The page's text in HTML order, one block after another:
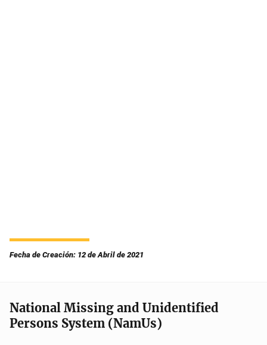
Fecha de Creación: 12 de Abril de 2021
National Missing and Unidentified
Persons System (NamUs)